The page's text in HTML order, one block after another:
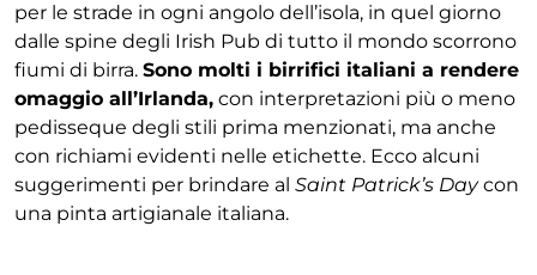
per le strade in ogni angolo dell’isola, in quel giorno
dalle spine degli Irish Pub di tutto il mondo scorrono
fiumi di birra. Sono molti i birrifici italiani a rendere
omaggio all’Irlanda, con interpretazioni più o meno
pedisseque degli stili prima menzionati, ma anche
con richiami evidenti nelle etichette. Ecco alcuni
suggerimenti per brindare al Saint Patrick’s Daycon
una pinta artigianale italiana.